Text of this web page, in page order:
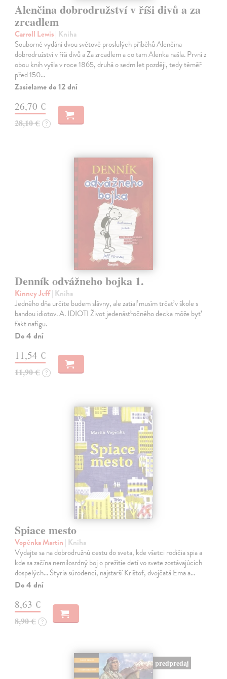
Alenčina dobrodružství v říši divů a za
zrcadlem
Carroll Lewis| Kniha
Souborné vydání dvou světově proslulých příběhů Alenčina
dobrodružství v říši divů a Za zrcadlem a co tam Alenka našla. První z
obou knih vyšla v roce 1865, druhá o sedm let později, tedy téměř
před 150…
Zasielame do 12 dní
26,70 €
28,10 € ?
Denník odvážneho bojka 1.
Kinney Jeff| Kniha
Jedného dňa určite budem slávny, ale zatiaľ musím trčať v škole s
bandou idiotov. A. IDIOTI Život jedenásťročného decka môže byť
fakt nafigu.
Do 4 dní
11,54 €
11,90 € ?
Spiace mesto
Vopěnka Martin | Kniha
Vydajte sa na dobrodružnú cestu do sveta, kde všetci rodičia spia a
kde sa začína nemilosrdný boj o prežitie detí vo svete zostávajúcich
dospelých... Štyria súrodenci, najstarší Krištof, dvojčatá Ema a…
Do 4 dní
8,63 €
8,90 € ?
predpredaj